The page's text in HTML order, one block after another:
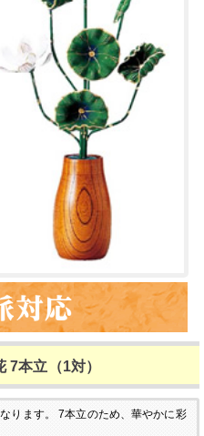
7本立（1対）
ります。
7本立のため、華やかに彩